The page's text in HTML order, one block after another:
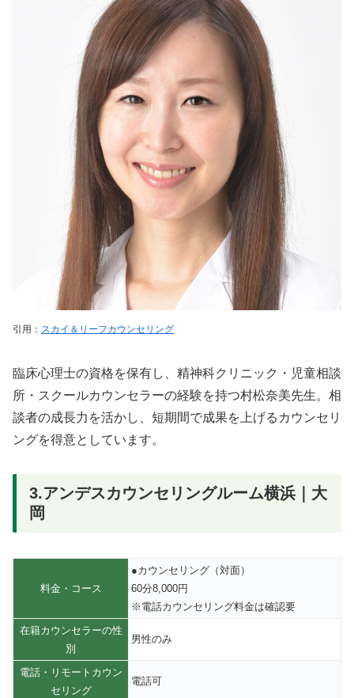
引用： スカイ＆リーフカウンセリング
臨床心理士の資格を保有し、精神科クリニック・児童相談
所・スクールカウンセラーの経験を持つ村松奈美先生。相
談者の成長力を活かし、短期間で成果を上げるカウンセリ
ングを得意としています。
3.アンデスカウンセリングルーム横浜｜大
岡
料金・コース
●カウンセリング（対面）
60分8,000円
※電話カウンセリング料金は確認要
在籍カウンセラーの性
別
男性のみ
電話・リモートカウン
セリング
電話可